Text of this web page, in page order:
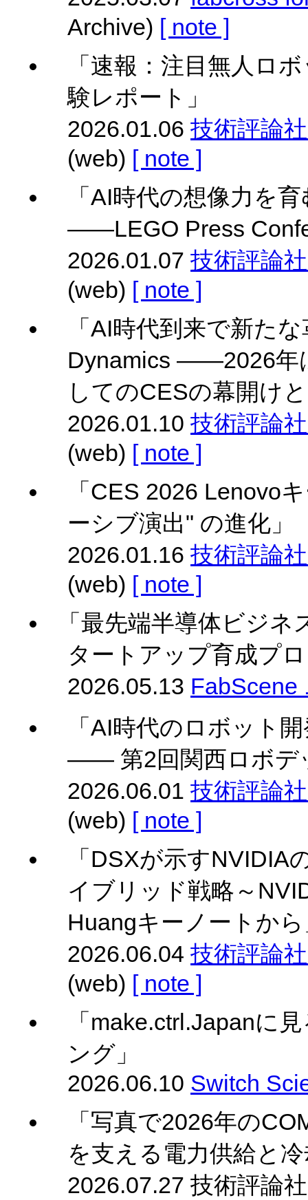
Archive) [ note ]
「速報⁠⁠：注目無人ロ
験レポート」
2026.01.06 技術評論
(web) [ note ]
「AI時代の想像力を
――LEGO Press
2026.01.07 技術評論
(web) [ note ]
「AI時代到来で新た
Dynamics ――2026年
してのCESの幕開け
2026.01.10 技術評論
(web) [ note ]
「CES 2026 Lenovo
ーシブ演出" の進化」
2026.01.16 技術評論
(web) [ note ]
「最先端半導体ビジ
タートアップ育成プ
2026.05.13 FabScene
「AI時代のロボット
―― 第2回関西ロボデ
2026.06.01 技術評論
(web) [ note ]
「DSXが示すNVIDIA
イブリッド戦略～
Huangキーノートか
2026.06.04 技術評論
(web) [ note ]
「make.ctrl.Japanに
ング」
2026.06.10 Switch
「写真で2026年の
を支える電力供給と
2026.07.27 技術評論